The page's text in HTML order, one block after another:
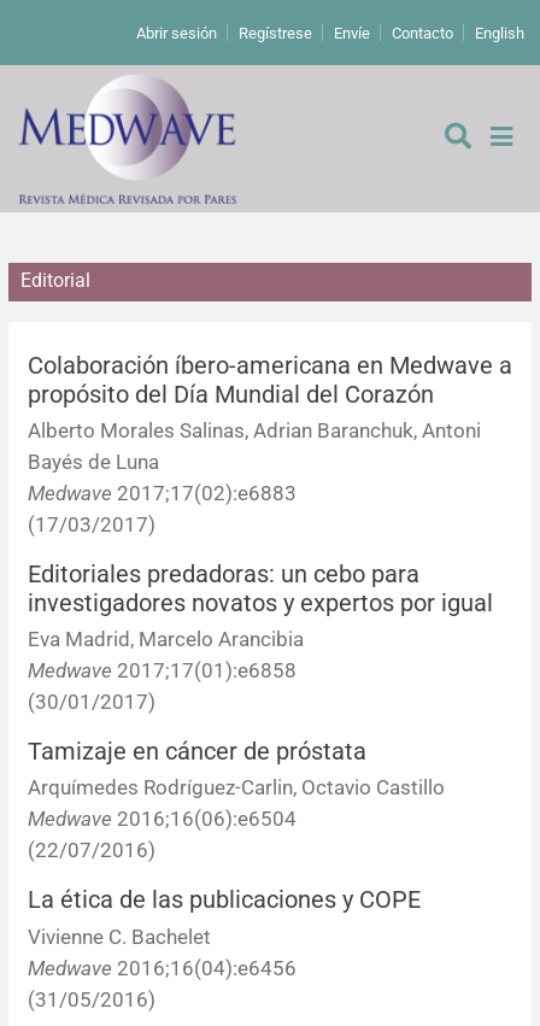
Abrir sesión Regístrese Envíe Contacto English
De los editores
Editoriales
Comentarios
Cartas a los editores
Agradecimientos
Impressum
Estudios originales
Estudios cualitativos
Protocolos
Evaluaciones económicas
Análisis
Artículos de revisión
Notas metodológicas
Problemas de salud pública
Notas históricas y reseñas
Ensayos
Reporte de caso
Notas técnicas
Práctica clínica
Descripción
Política de cobros
Políticas editoriales
Patrocinadores y financiamiento
Editores
Editorial
Colaboración íbero-americana en Medwave a
propósito del Día Mundial del Corazón
Alberto Morales Salinas, Adrian Baranchuk, Antoni
Bayés de Luna
Medwave 2017;17(02):e6883
(17/03/2017)
Editoriales predadoras: un cebo para
investigadores novatos y expertos por igual
Eva Madrid, Marcelo Arancibia
Medwave 2017;17(01):e6858
(30/01/2017)
Tamizaje en cáncer de próstata
Arquímedes Rodríguez-Carlin, Octavio Castillo
Medwave 2016;16(06):e6504
(22/07/2016)
La ética de las publicaciones y COPE
Vivienne C. Bachelet
Medwave 2016;16(04):e6456
(31/05/2016)